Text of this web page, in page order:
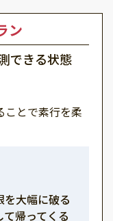
ン
できる状態
ことで素行を柔
大幅に破る
帰ってくる